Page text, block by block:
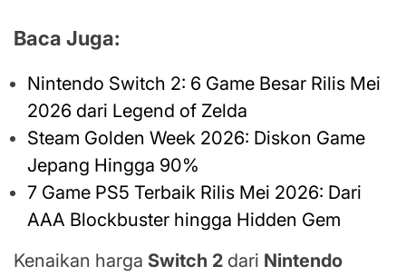
Baca Juga:
Nintendo Switch 2: 6 Game Besar Rilis Mei
2026 dari Legend of Zelda
Steam Golden Week 2026: Diskon Game
Jepang Hingga 90%
7 Game PS5 Terbaik Rilis Mei 2026: Dari
AAA Blockbuster hingga Hidden Gem
Kenaikan harga Switch 2 dari Nintendo